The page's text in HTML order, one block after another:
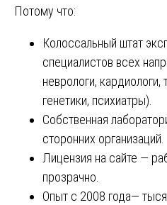
Потому что:
Колоссальный штат
специалистов всех
неврологи, кардиологи,
генетики, психиатры).
Собственная
сторонних организаций.
Лицензия на сайте —
прозрачно.
Опыт с 2008 года—